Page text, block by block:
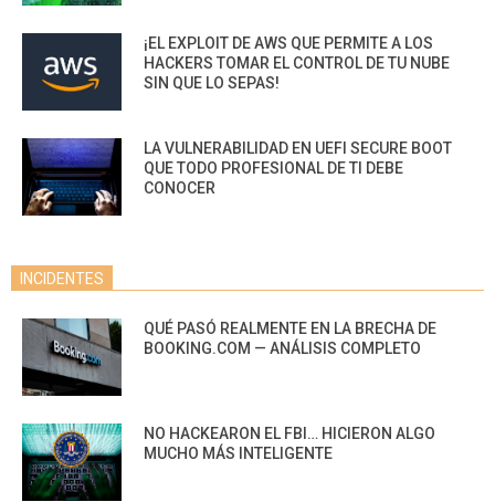
¡EL EXPLOIT DE AWS QUE PERMITE A LOS
HACKERS TOMAR EL CONTROL DE TU NUBE
SIN QUE LO SEPAS!
LA VULNERABILIDAD EN UEFI SECURE BOOT
QUE TODO PROFESIONAL DE TI DEBE
CONOCER
INCIDENTES
QUÉ PASÓ REALMENTE EN LA BRECHA DE
BOOKING.COM — ANÁLISIS COMPLETO
NO HACKEARON EL FBI… HICIERON ALGO
MUCHO MÁS INTELIGENTE